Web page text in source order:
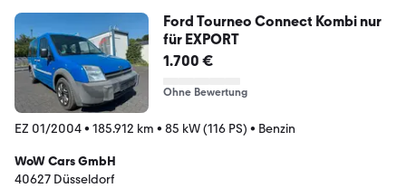
Ford Tourneo Connect Kombi nur
für EXPORT
1.700 €
Ohne Bewertung
EZ 01/2004• 185.912 km • 85 kW (116 PS) • Benzin
WoW Cars GmbH
40627 Düsseldorf